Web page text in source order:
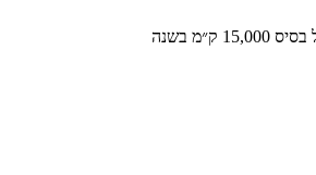
בשנה